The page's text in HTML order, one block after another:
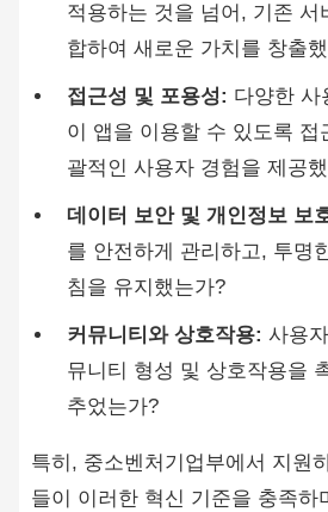
적용하는 것을 넘어, 기존 서
합하여 새로운 가치를 창출
접근성 및 포용성: 다양한 사
이 앱을 이용할 수 있도록 접
괄적인 사용자 경험을 제공
데이터 보안 및 개인정보 보
를 안전하게 관리하고, 투명
침을 유지했는가?
커뮤니티와 상호작용: 사용
뮤니티 형성 및 상호작용을
추었는가?
특히, 중소벤처기업부에서 지원
들이 이러한 혁신 기준을 충족하